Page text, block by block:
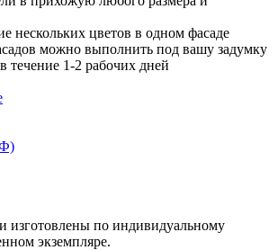
нескольких цветов в одном фасаде
можно выполнить под вашу задумку
течение 1-2 рабочих дней
изготовлены по индивидуальному
экземпляре.